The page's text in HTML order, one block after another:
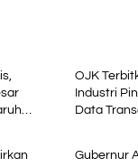
OJK
Industri
Data
Gubernur